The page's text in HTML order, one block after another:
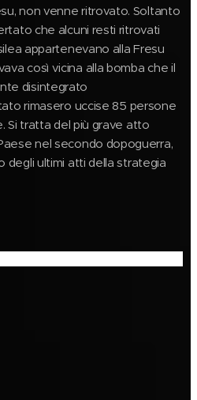
non venne ritrovato. Soltanto
che alcuni resti ritrovati
appartenevano alla Fresu
così vicina alla bomba che il
disintegrato
rimasero uccise 85 persone
Si tratta del più grave atto
nel secondo dopoguerra,
degli ultimi atti della strategia